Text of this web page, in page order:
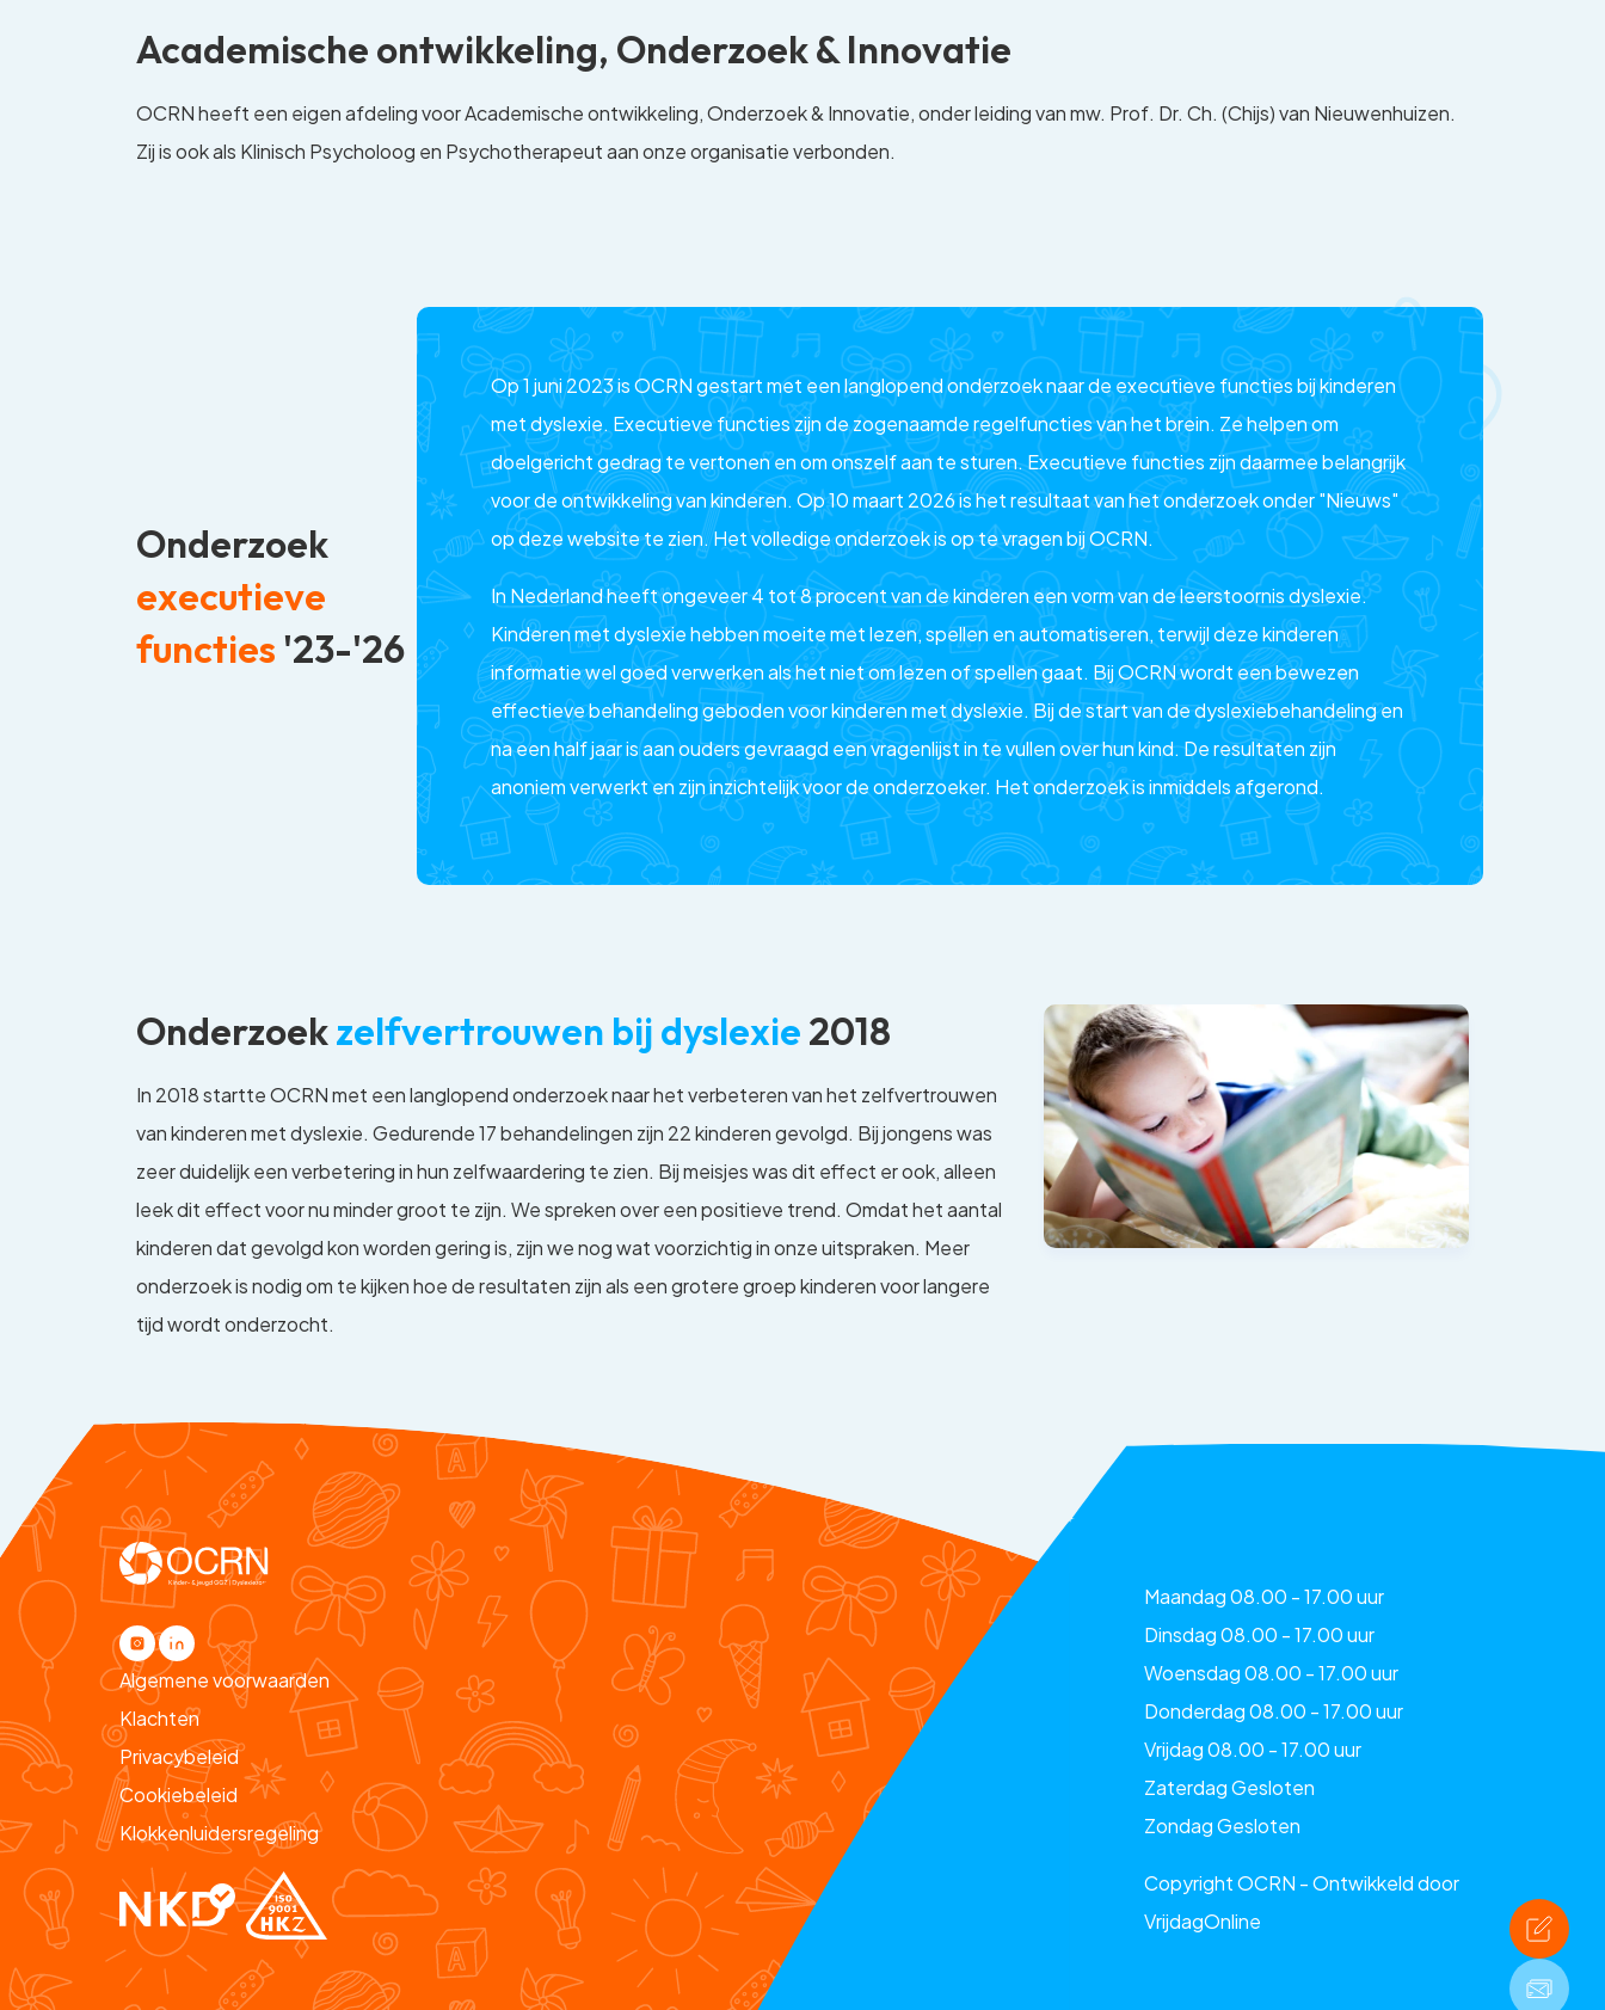
Academische ontwikkeling, Onderzoek & Innovatie
OCRN heeft een eigen afdeling voor Academische ontwikkeling, Onderzoek & Innovatie, onder leiding van mw. Prof. Dr. Ch. (Chijs) van Nieuwenhuizen.
Zij is ook als Klinisch Psycholoog en Psychotherapeut aan onze organisatie verbonden.
Onderzoek
executieve
functies '23-'26
Op 1 juni 2023 is OCRN gestart met een langlopend onderzoek naar de executieve functies bij kinderen
met dyslexie. Executieve functies zijn de zogenaamde regelfuncties van het brein. Ze helpen om
doelgericht gedrag te vertonen en om onszelf aan te sturen. Executieve functies zijn daarmee belangrijk
voor de ontwikkeling van kinderen. Op 10 maart 2026 is het resultaat van het onderzoek onder "Nieuws"
op deze website te zien. Het volledige onderzoek is op te vragen bij OCRN.
In Nederland heeft ongeveer 4 tot 8 procent van de kinderen een vorm van de leerstoornis dyslexie.
Kinderen met dyslexie hebben moeite met lezen, spellen en automatiseren, terwijl deze kinderen
informatie wel goed verwerken als het niet om lezen of spellen gaat. Bij OCRN wordt een bewezen
effectieve behandeling geboden voor kinderen met dyslexie. Bij de start van de dyslexiebehandeling en
na een half jaar is aan ouders gevraagd een vragenlijst in te vullen over hun kind. De resultaten zijn
anoniem verwerkt en zijn inzichtelijk voor de onderzoeker. Het onderzoek is inmiddels afgerond.
Onderzoekzelfvertrouwen bij dyslexie 2018
In 2018 startte OCRN met een langlopend onderzoek naar het verbeteren van het zelfvertrouwen
van kinderen met dyslexie. Gedurende 17 behandelingen zijn 22 kinderen gevolgd. Bij jongens was
zeer duidelijk een verbetering in hun zelfwaardering te zien. Bij meisjes was dit effect er ook, alleen
leek dit effect voor nu minder groot te zijn. We spreken over een positieve trend. Omdat het aantal
kinderen dat gevolgd kon worden gering is, zijn we nog wat voorzichtig in onze uitspraken. Meer
onderzoek is nodig om te kijken hoe de resultaten zijn als een grotere groep kinderen voor langere
tijd wordt onderzocht.
Algemene voorwaarden
Klachten
Privacybeleid
Cookiebeleid
Klokkenluidersregeling
Maandag 08.00 - 17.00 uur
Dinsdag 08.00 - 17.00 uur
Woensdag 08.00 - 17.00 uur
Donderdag 08.00 - 17.00 uur
Vrijdag 08.00 - 17.00 uur
Zaterdag Gesloten
Zondag Gesloten
Copyright OCRN - Ontwikkeld door
VrijdagOnline